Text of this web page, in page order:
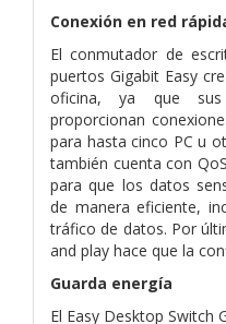
Conexión en red
El conmutador de
puertos Gigabit Easy
oficina, ya que sus
proporcionan
para hasta cinco PC u
también cuenta con
para que los datos
de manera eficiente,
tráfico de datos. Por
and play hace que la
Guarda energía
El Easy Desktop Switch